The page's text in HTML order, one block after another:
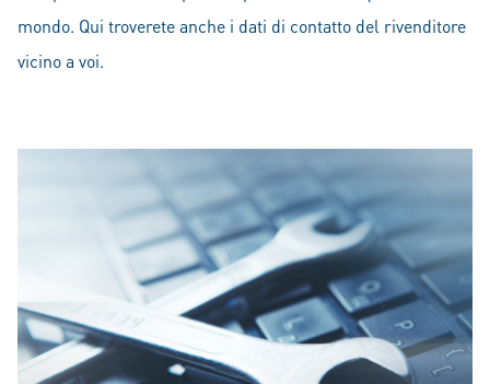
mondo. Qui troverete anche i dati di contatto del rivenditore
vicino a voi.